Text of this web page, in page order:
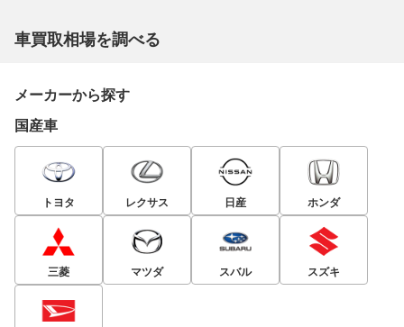
ケースをフロアに収納することが可能。助手席は運転席か
こだわった造りを特徴としている。
F型3気筒エンジンにCVTの組み合わせ。CVTの変速制御
やハイギヤード化、停車前アイドリングストップ機構の採
用、高効率オルタネーターの採用などにより、JC08モー
ド燃費28.0㎞/L（FF）の経済性を実現。12月にはターボ
エンジンを搭載した「Xターボ」を追加している。先進安
全装備についてはダイハツ独自の衝突回避支援システム、
定。2015年4月には従来からの赤外線レーダー、ソナーセ
車買取相場を調べる
メーカーから探す
国産車
トヨタ レクサス 日産 ホンダ
三菱 マツダ スバル スズキ